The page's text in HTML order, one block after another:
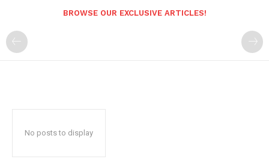
BROWSE OUR EXCLUSIVE ARTICLES!
No posts to display